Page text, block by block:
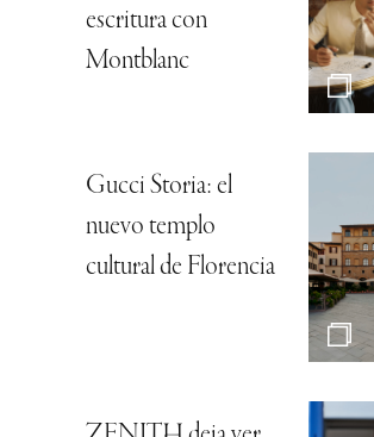
escritura con
Montblanc
Gucci Storia: el
nuevo templo
cultural de Florencia